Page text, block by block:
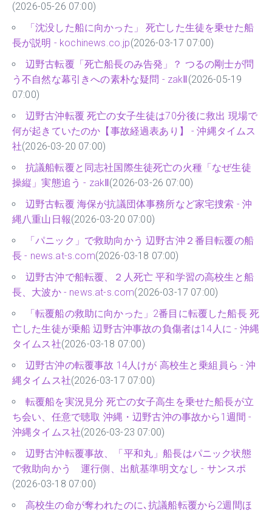
(2026-05-26 07:00)
「沈没した船に向かった」 死亡した生徒を乗せた船
長が説明 - kochinews.co.jp(2026-03-17 07:00)
辺野古転覆「死亡船長のみ告発」？ つるの剛士が問
う不自然な幕引きへの素朴な疑問 - zakⅡ (2026-05-19
07:00)
辺野古沖転覆 死亡の女子生徒は70分後に救出 現場で
何が起きていたのか【事故経過表あり】 - 沖縄タイムス
社(2026-03-20 07:00)
抗議船転覆と同志社国際生徒死亡の火種「なぜ生徒
操縦」実態追う - zakⅡ (2026-03-26 07:00)
辺野古転覆 海保が抗議団体事務所など家宅捜索 - 沖
縄八重山日報(2026-03-20 07:00)
「パニック」で救助向かう 辺野古沖２番目転覆の船
長 - news.at-s.com(2026-03-18 07:00)
辺野古沖で船転覆、２人死亡 平和学習の高校生と船
長、大波か - news.at-s.com(2026-03-17 07:00)
「転覆船の救助に向かった」2番目に転覆した船長 死
亡した生徒が乗船 辺野古沖事故の負傷者は14人に - 沖縄
タイムス社(2026-03-18 07:00)
辺野古沖の転覆事故 14人けが 高校生と乗組員ら - 沖
縄タイムス社(2026-03-17 07:00)
転覆船を実況見分 死亡の女子高生を乗せた船長が立
ち会い、任意で聴取 沖縄・辺野古沖の事故から1週間 -
沖縄タイムス社(2026-03-23 07:00)
辺野古沖転覆事故、「平和丸」船長はパニック状態
で救助向かう 運行側、出航基準明文なし - サンスポ
(2026-03-18 07:00)
高校生の命が奪われたのに､抗議船転覆から2週間ほ